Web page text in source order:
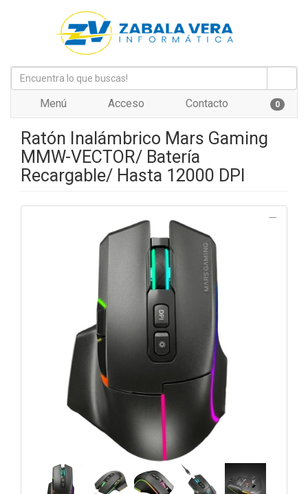
Menú Acceso Contacto 0
Ratón Inalámbrico Mars Gaming
MMW-VECTOR/ Batería
Recargable/ Hasta 12000 DPI